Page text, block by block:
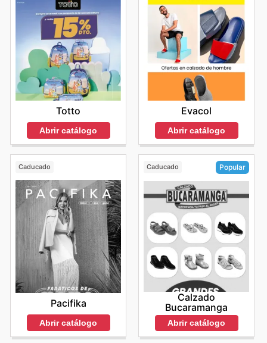
Totto
Abrir catálogo
Evacol
Abrir catálogo
Caducado
Pacifika
Abrir catálogo
Caducado Popular
Calzado
Bucaramanga
Abrir catálogo